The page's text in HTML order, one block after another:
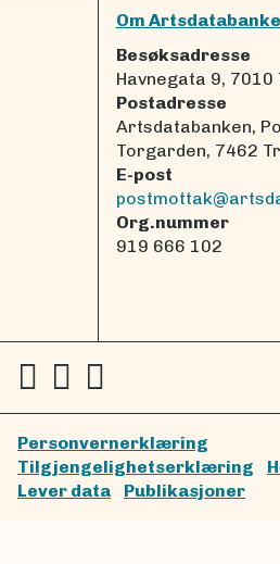
Om
Besøksadresse
Havnegata 9, 7010
Postadresse
Artsdatabanken,
Torgarden, 7462
E-post
Org.nummer
919 666 102
Personvernerklæring
Tilgjengelighetserklæring
Lever data
Publikasjoner